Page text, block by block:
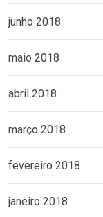
junho 2018
maio 2018
abril 2018
março 2018
fevereiro 2018
janeiro 2018